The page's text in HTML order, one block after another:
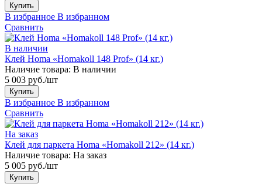
Купить
В избранное В избранном
Сравнить
В наличии
Клей Homa «Homakoll 148 Prof» (14 кг.)
Наличие товара: В наличии
5 003 руб./шт
Купить
В избранное В избранном
Сравнить
На заказ
Клей для паркета Homa «Homakoll 212» (14 кг.)
Наличие товара: На заказ
5 005 руб./шт
Купить